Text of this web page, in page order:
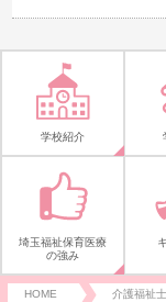
学校紹介
埼玉福祉保育医療
の強み
HOME 介護福祉